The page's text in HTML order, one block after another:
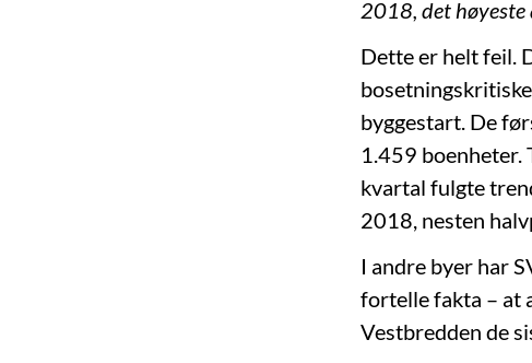
2018, det
Dette er helt feil.
byggestart. De
1.459 boenheter.
kvartal fulgte
2018, nesten
I andre byer har
fortelle fakta – at
Vestbredden de